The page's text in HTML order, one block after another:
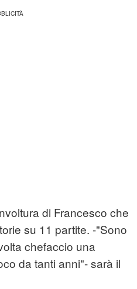
di Francesco che
su 11 partite. -"Sono
chefaccio una
da tanti anni"- sarà il